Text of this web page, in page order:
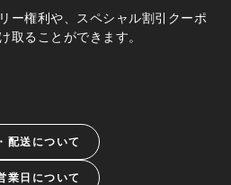
ー権利や、スペシャル割引クーポ
取ることができます。
配送について
業日について